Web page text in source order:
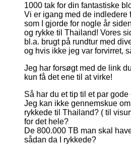
1000 tak for din fantastiske
Vi er igang med de indledere
som I gjorde for nogle år
og rykke til Thailand! Vores
bl.a. brugt på rundtur med
og hvis ikke jeg var forvirret,
Jeg har forsøgt med de link
kun få det ene til at virke!
Så har du et tip til et par
Jeg kan ikke gennemskue om
rykkede til Thailand? ( til
for det hele?
De 800.000 TB man skal
sådan da I rykkede?